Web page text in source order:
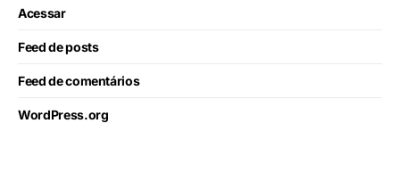
Acessar
Feed de posts
Feed de comentários
WordPress.org